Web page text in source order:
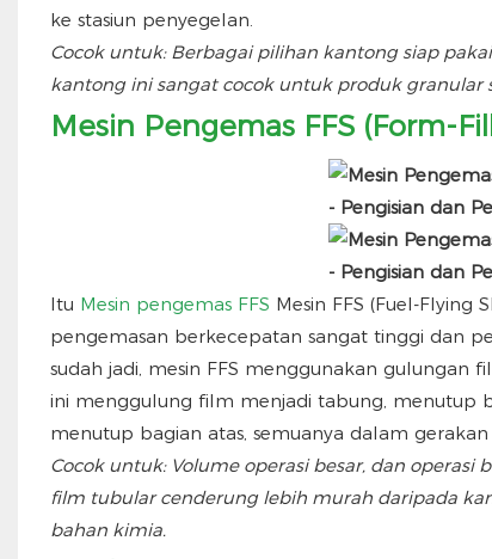
ke stasiun penyegelan.
Cocok untuk: Berbagai pilihan kantong siap
kantong ini sangat cocok untuk produk granular
Mesin Pengemas FFS (Form-
Itu Mesin pengemas FFS Mesin FFS (Fuel-
pengemasan berkecepatan sangat tinggi dan
sudah jadi, mesin FFS menggunakan
ini menggulung film menjadi tabung, menutup
menutup bagian atas, semuanya dalam
Cocok untuk: Volume operasi besar, dan
film tubular cenderung lebih murah daripada
bahan kimia.